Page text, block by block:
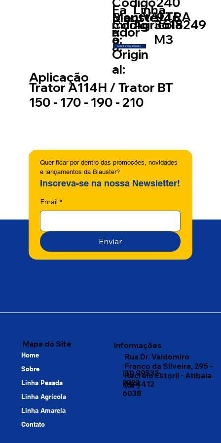
Aplicação
Trator A114H / Trator BT
150 - 170 - 190 - 210
Blauste
r:
Linha
Agricola
VALTRA
Fa
míli
a:
946
3618249
M3
Mont
ador
a:
Códig
o
Origin
al:
Solicitar Orçamento
Quer ficar por dentro das promoções, novidades
e lançamentos da Blauster?
Inscreva-se na nossa Newsletter!
Email *
Enviar
Informações
Rua Dr. Valdomiro
Franco da Silveira, 295 -
Recreio Estoril - Atibaia
(SP)
(11) 99532-
2221
(11) 4412
6038
Mapa do Site
Home
Sobre
Linha Pesada
Linha Agrícola
Linha Amarela
Contato